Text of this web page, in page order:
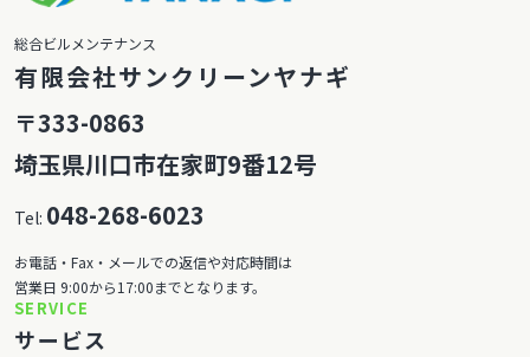
総合ビルメンテナンス
有限会社サンクリーンヤナギ
〒333-0863
埼玉県川口市在家町9番12号
Tel: 048-268-6023
お電話・Fax・メールでの返信や対応時間は
営業日 9:00から17:00までとなります。
SERVICE
サービス